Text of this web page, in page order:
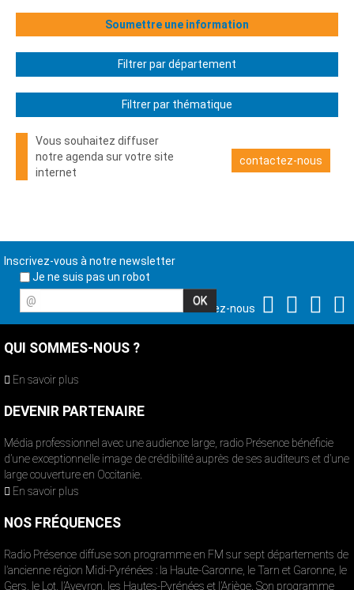
Soumettre une information
Filtrer par département
Filtrer par thématique
Vous souhaitez diffuser
notre agenda sur votre site
internet
contactez-nous
Inscrivez-vous à notre newsletter
Je ne suis pas un robot
@
Suivez-nous
QUI SOMMES-NOUS ?
En savoir plus
DEVENIR PARTENAIRE
Média professionnel avec une audience large, radio Présence bénéficie
d’une exceptionnelle image de crédibilité auprès de ses auditeurs et d’une
large couverture en Occitanie.
En savoir plus
NOS FRÉQUENCES
Radio Présence diffuse son programme en FM sur sept départements de
l’ancienne région Midi-Pyrénées : la Haute-Garonne, le Tarn et Garonne, le
Gers, le Lot, l’Aveyron, les Hautes-Pyrénées et l’Ariège. Son programme